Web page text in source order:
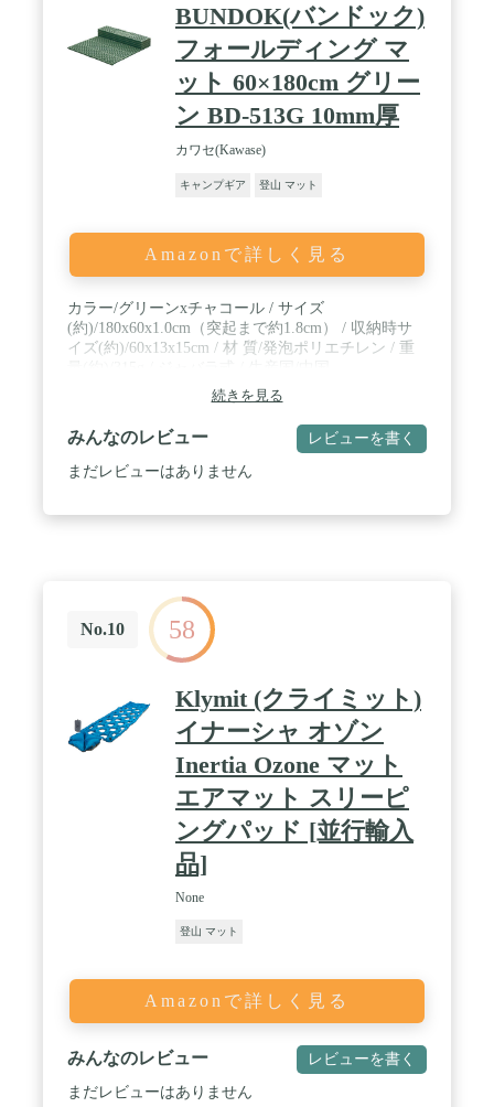
BUNDOK(バンドック)
フォールディング マ
ット 60×180cm グリー
ン BD-513G 10mm厚
カワセ(Kawase)
キャンプギア 登山 マット
Amazonで詳しく見る
カラー/グリーンxチャコール / サイズ
(約)/180x60x1.0cm（突起まで約1.8cm） / 収納時サ
イズ(約)/60x13x15cm / 材 質/発泡ポリエチレン / 重
続きを見る
みんなのレビュー レビューを書く
まだレビューはありません
No.10 58
Klymit (クライミット)
イナーシャ オゾン
Inertia Ozone マット
エアマット スリーピ
ングパッド [並行輸入
品]
None
登山 マット
Amazonで詳しく見る
みんなのレビュー レビューを書く
まだレビューはありません